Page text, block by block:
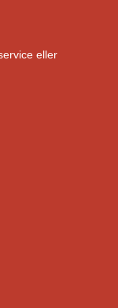
eller